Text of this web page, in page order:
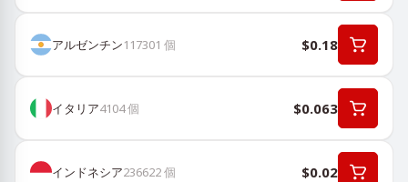
アルゼンチン117301 個 $0.18
イタリア4104個 $0.063
インドネシア236622個 $0.02